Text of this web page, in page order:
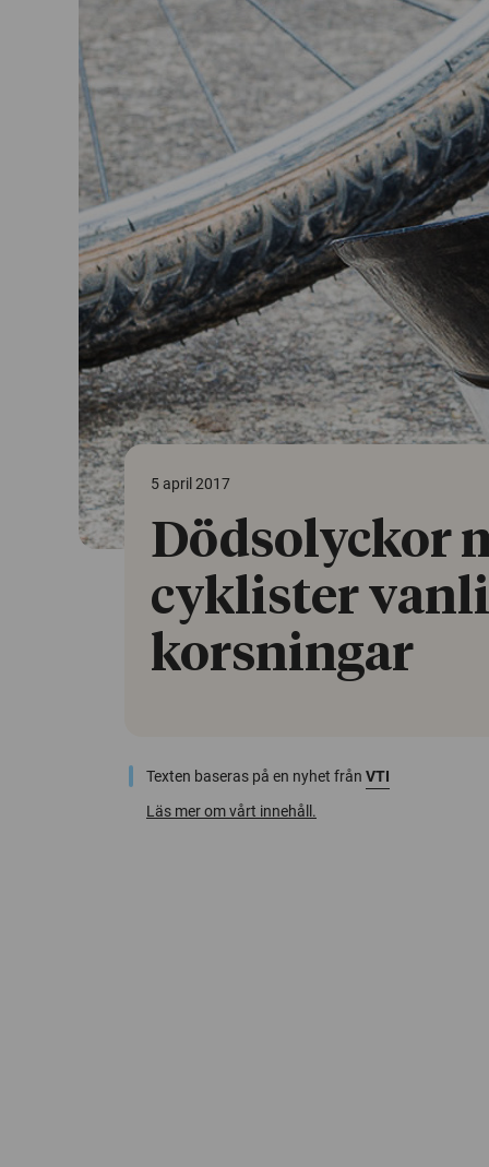
5 april 2017
Dödsolyckor
cyklister
korsningar
Texten baseras på en nyhet från VTI
Läs mer om vårt innehåll.